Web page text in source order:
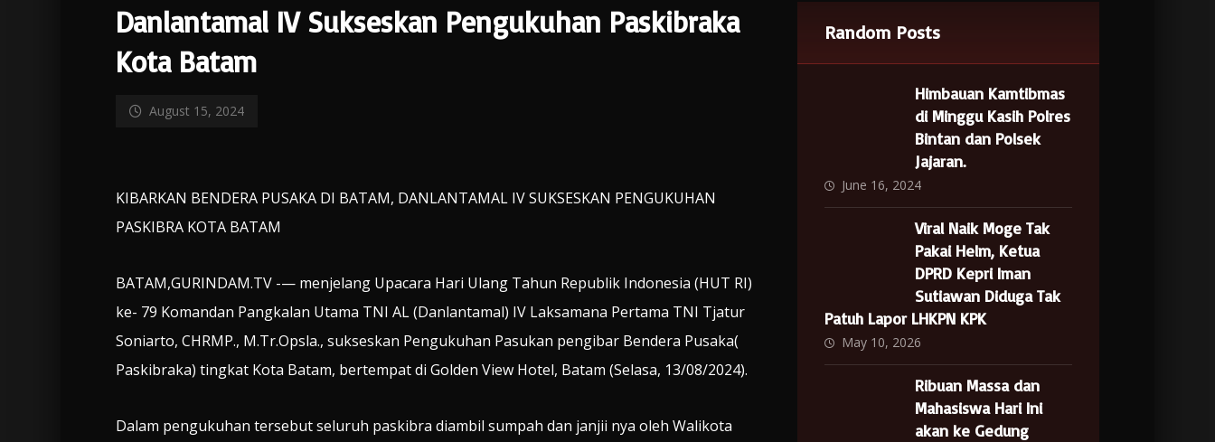
Danlantamal IV Sukseskan Pengukuhan Paskibraka
Kota Batam
August 15, 2024
KIBARKAN BENDERA PUSAKA DI BATAM, DANLANTAMAL IV SUKSESKAN PENGUKUHAN
PASKIBRA KOTA BATAM
BATAM,GURINDAM.TV -— menjelang Upacara Hari Ulang Tahun Republik Indonesia (HUT RI)
ke- 79 Komandan Pangkalan Utama TNI AL (Danlantamal) IV Laksamana Pertama TNI Tjatur
Soniarto, CHRMP., M.Tr.Opsla., sukseskan Pengukuhan Pasukan pengibar Bendera Pusaka(
Paskibraka) tingkat Kota Batam, bertempat di Golden View Hotel, Batam (Selasa, 13/08/2024).
Dalam pengukuhan tersebut seluruh paskibra diambil sumpah dan janjii nya oleh Walikota
Random Posts
Himbauan Kamtibmas
di Minggu Kasih Polres
Bintan dan Polsek
Jajaran.
June 16, 2024
Viral Naik Moge Tak
Pakai Helm, Ketua
DPRD Kepri Iman
Sutiawan Diduga Tak
Patuh Lapor LHKPN KPK
May 10, 2026
Ribuan Massa dan
Mahasiswa Hari Ini
akan ke Gedung